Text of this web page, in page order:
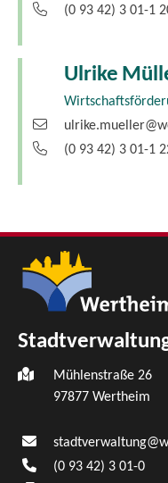
(0 93 42) 3 01-1
Ulrike
(0 93 42) 3 01-1
Mühlenstraße 26
97877 Wertheim
(0 93 42) 3 01-0